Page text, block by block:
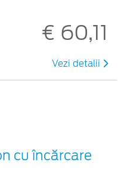
€ 60,11
Vezi detalii
cu încărcare